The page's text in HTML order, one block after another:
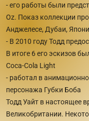
- его работы были
Oz. Показ коллекции
Анджелесе, Дубаи,
- В 2010 году Тодд
В итоге 6 его эскизов
Coca-Cola Light
- работал в
персонажа Губки Боба
Тодд Уайт в настоящее
Великобритании.